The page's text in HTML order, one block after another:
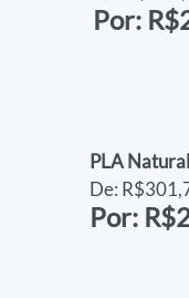
Por:
PLA Natural
De:
Por: